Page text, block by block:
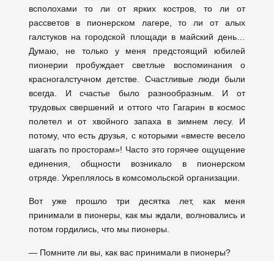
всполохами то ли от ярких костров, то ли от
рассветов в пионерском лагере, то ли от алых
галстуков на городской площади в майский день…
Думаю, не только у меня предстоящий юбилей
пионерии пробуждает светлые воспоминания о
красногалстучном детстве.
Счастливые люди были
всегда. И счастье было разнообразным. И от
трудовых свершений и оттого что Гагарин в космос
полетел и от хвойного запаха в зимнем лесу. И
потому, что есть друзья, с которыми «вместе весело
шагать по просторам»! Часто это горячее ощущение
единения, общности возникало в пионерском
отряде. Укреплялось в комсомольской организации.
Вот уже прошло три десятка лет, как меня
принимали в пионеры, как мы ждали, волновались и
потом гордились, что мы пионеры.
— Помните ли вы, как вас принимали в пионеры?